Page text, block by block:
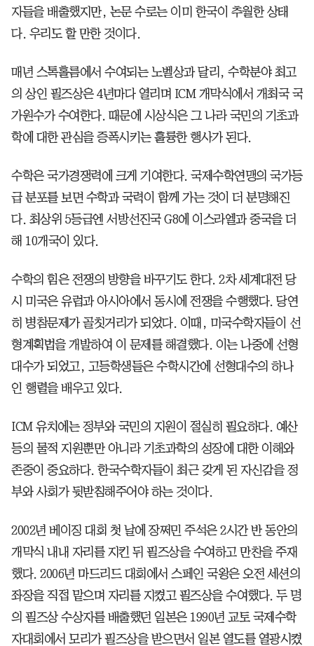
자들을 배출했지만, 논문 수로는 이미 한국이 추월한 상태
다. 우리도 할 만한 것이다.
매년 스톡홀름에서 수여되는 노벨상과 달리, 수학분야 최고
의 상인 필즈상은 4년마다 열리며 ICM 개막식에서 개최국 국
가원수가 수여한다. 때문에 시상식은 그 나라 국민의 기초과
학에 대한 관심을 증폭시키는 훌륭한 행사가 된다.
수학은 국가경쟁력에 크게 기여한다. 국제수학연맹의 국가등
급 분포를 보면 수학과 국력이 함께 가는 것이 더 분명해진
다. 최상위 5등급엔 서방선진국 G8에 이스라엘과 중국을 더
해 10개국이 있다.
수학의 힘은 전쟁의 방향을 바꾸기도 한다. 2차 세계대전 당
시 미국은 유럽과 아시아에서 동시에 전쟁을 수행했다. 당연
히 병참문제가 골칫거리가 되었다. 이때, 미국수학자들이 선
형계획법을 개발하여 이 문제를 해결했다. 이는 나중에 선형
대수가 되었고, 고등학생들은 수학시간에 선형대수의 하나
인 행렬을 배우고 있다.
ICM 유치에는 정부와 국민의 지원이 절실히 필요하다. 예산
등의 물적 지원뿐만 아니라 기초과학의 성장에 대한 이해와
존중이 중요하다. 한국수학자들이 최근 갖게 된 자신감을 정
부와 사회가 뒷받침해주어야 하는 것이다.
2002년 베이징 대회 첫 날에 장쩌민 주석은 2시간 반 동안의
개막식 내내 자리를 지킨 뒤 필즈상을 수여하고 만찬을 주재
했다. 2006년 마드리드 대회에서 스페인 국왕은 오전 세션의
좌장을 직접 맡으며 자리를 지켰고 필즈상을 수여했다. 두 명
의 필즈상 수상자를 배출했던 일본은 1990년 교토 국제수학
자대회에서 모리가 필즈상을 받으면서 일본 열도를 열광시켰